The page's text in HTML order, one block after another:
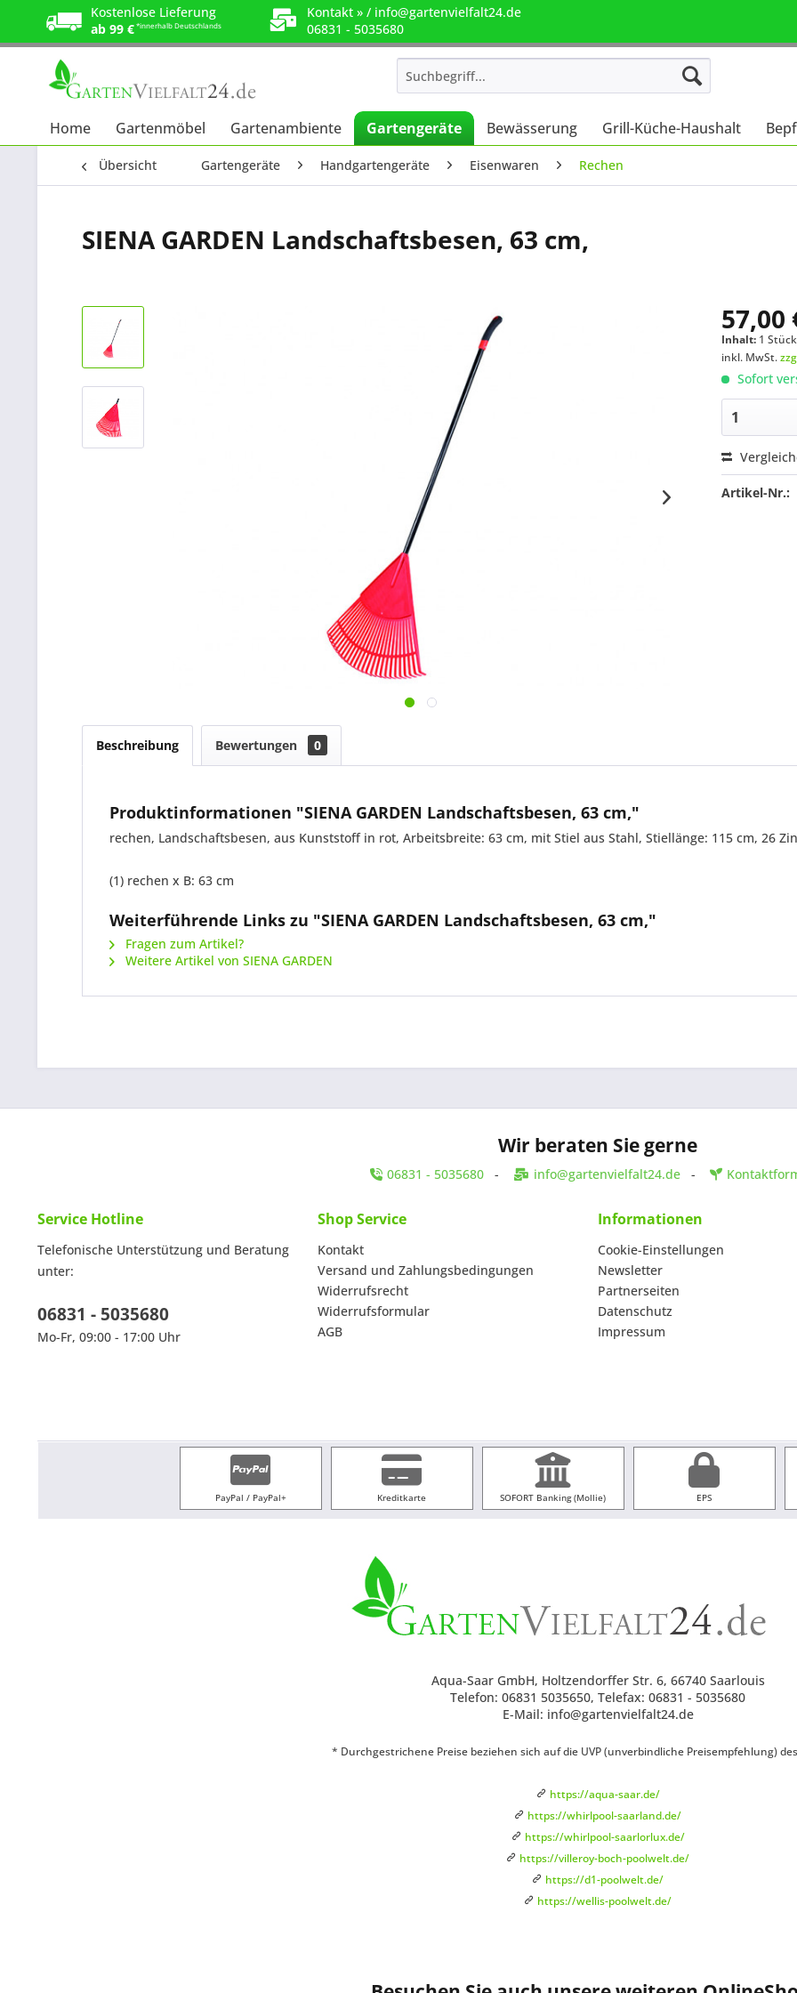
Kostenlose Lieferung
ab 99 €*innerhalb Deutschlands
Kontakt »/ info@gartenvielfalt24.de
06831 - 5035680
Home Gartenmöbel Gartenambiente Gartengeräte Bewässerung Grill-Küche-Haushalt
Übersicht Gartengeräte Handgartengeräte Eisenwaren Rechen
SIENA GARDEN Landschaftsbesen, 63 cm,
57,00
Inhalt: 1 Stück
inkl. MwSt.
Sofort
Artikel-Nr.:
Beschreibung Bewertungen 0
Produktinformationen "SIENA GARDEN Landschaftsbesen, 63 cm,"
rechen, Landschaftsbesen, aus Kunststoff in rot, Arbeitsbreite: 63 cm, mit Stiel aus Stahl, Stiellänge: 115 cm, 26
(1) rechen x B: 63 cm
Weiterführende Links zu "SIENA GARDEN Landschaftsbesen, 63 cm,"
Fragen zum Artikel?
Weitere Artikel von SIENA GARDEN
Wir beraten Sie gerne
06831 - 5035680 - info@gartenvielfalt24.de -
Service Hotline
Telefonische Unterstützung und Beratung
unter:
06831 - 5035680
Mo-Fr, 09:00 - 17:00 Uhr
Shop Service
Kontakt
Versand und Zahlungsbedingungen
Widerrufsrecht
Widerrufsformular
AGB
Informationen
Cookie-Einstellungen
Newsletter
Partnerseiten
Datenschutz
Impressum
PayPal / PayPal+ Kreditkarte SOFORT Banking (Mollie) EPS
Aqua-Saar GmbH, Holtzendorffer Str. 6, 66740 Saarlouis
Telefon: 06831 5035650, Telefax: 06831 - 5035680
E-Mail: info@gartenvielfalt24.de
* Durchgestrichene Preise beziehen sich auf die UVP (unverbindliche Preisempfehlung)
https://aqua-saar.de/
https://whirlpool-saarland.de/
https://whirlpool-saarlorlux.de/
https://villeroy-boch-poolwelt.de/
https://d1-poolwelt.de/
https://wellis-poolwelt.de/